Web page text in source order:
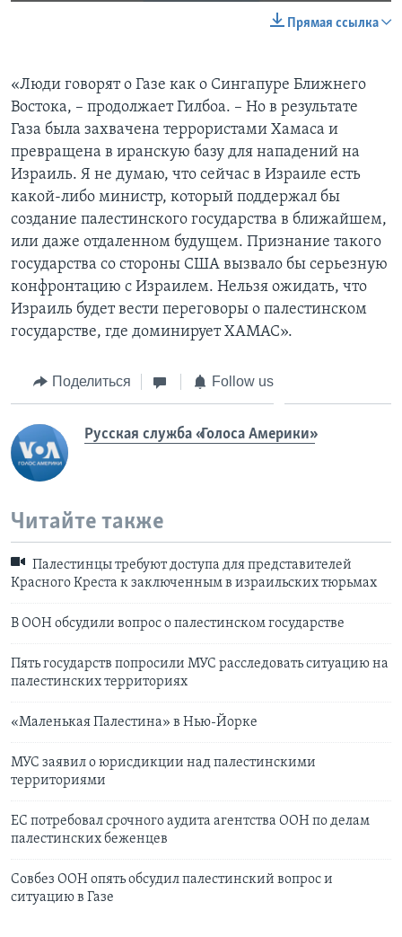
Прямая ссылка
«Люди говорят о Газе как о Сингапуре Ближнего
Востока, – продолжает Гилбоа. – Но в результате
Газа была захвачена террористами Хамаса и
превращена в иранскую базу для нападений на
Израиль. Я не думаю, что сейчас в Израиле есть
какой-либо министр, который поддержал бы
создание палестинского государства в ближайшем,
или даже отдаленном будущем. Признание такого
государства со стороны США вызвало бы серьезную
конфронтацию с Израилем. Нельзя ожидать, что
Израиль будет вести переговоры о палестинском
государстве, где доминирует ХАМАС».
Поделиться Follow us
Русская служба «Голоса Америки»
Читайте также
Палестинцы требуют доступа для представителей
Красного Креста к заключенным в израильских тюрьмах
В ООН обсудили вопрос о палестинском государстве
Пять государств попросили МУС расследовать ситуацию на
палестинских территориях
«Маленькая Палестина» в Нью-Йорке
МУС заявил о юрисдикции над палестинскими
территориями
ЕС потребовал срочного аудита агентства ООН по делам
палестинских беженцев
Совбез ООН опять обсудил палестинский вопрос и
ситуацию в Газе